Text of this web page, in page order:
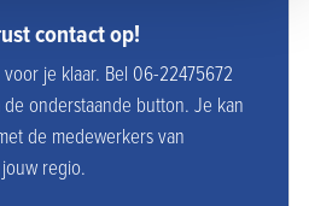
contact op!
je klaar. Bel 06-22475672
onderstaande button. Je kan
de medewerkers van
regio.